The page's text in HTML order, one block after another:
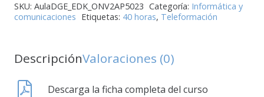
SKU: AulaDGE_EDK_ONV2AP5023 Categoría: Informática y
comunicaciones Etiquetas: 40 horas, Teleformación
DescripciónValoraciones (0)
Descarga la ficha completa del curso